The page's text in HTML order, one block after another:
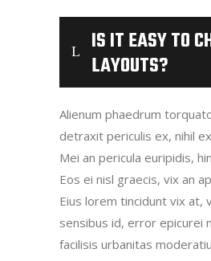
IS IT EASY TO
LAYOUTS?
Alienum phaedrum
detraxit periculis ex, nihil
Mei an pericula euripidis,
Eos ei nisl graecis, vix an
Eius lorem tincidunt vix at,
sensibus id, error epicurei
facilisis urbanitas